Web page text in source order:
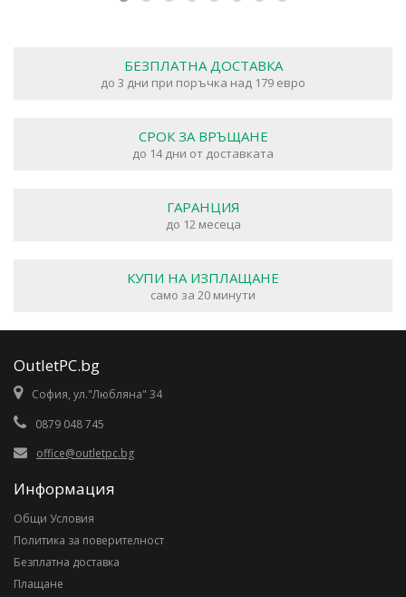
БЕЗПЛАТНА ДОСТАВКА
до 3 дни при поръчка над 179 евро
СРОК ЗА ВРЪЩАНЕ
до 14 дни от доставката
ГАРАНЦИЯ
до 12 месеца
КУПИ НА ИЗПЛАЩАНЕ
само за 20 минути
OutletPC.bg
София, ул."Любляна" 34
0879 048 745
office@outletpc.bg
Информация
Общи Условия
Политика за поверителност
Безплатна доставка
Плащане